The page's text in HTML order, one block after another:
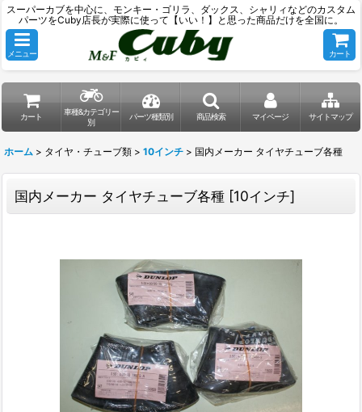
スーパーカブを中心に、モンキー・ゴリラ、ダックス、シャリィなどのカスタム
パーツをCuby店長が実際に使って【いい！】と思った商品だけを全国に。
メニュー カート
カート
車種&カテゴリー
別
パーツ種類別 商品検索 マイページ サイトマップ
ホーム > タイヤ・チューブ類 > 10インチ > 国内メーカー タイヤチューブ各種
国内メーカー タイヤチューブ各種 [10インチ]